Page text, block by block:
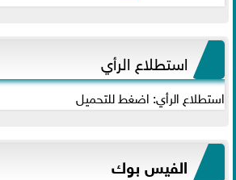
استطلاع الرأي
استطلاع الرأي: اضغط للتحميل
الفيس بوك